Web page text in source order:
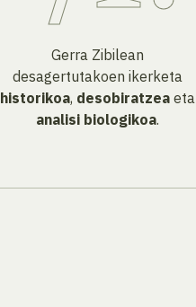
Gerra Zibilean
desagertutakoen ikerketa
historikoa, desobiratzea eta
analisi biologikoa.